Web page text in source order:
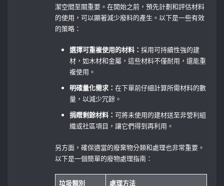
潔空間至關重要。在開始之前，預先計劃和評估材料
的使用，可以顯著減少廢料的產生。以下是一些有效
的策略：
選擇可重複使用的材料：採用可持續性強的建
材，如木材和金屬，這些材料不僅耐用，還能重
複使用。
明確量化需求：在下單前仔細計算所需材料的數
量，以減少冗餘。
捐贈剩餘材料：可將未使用的建材送至非營利組
織或社區項目，讓它們得到再利用。
另方面，確保適當的廢棄物分類和處理也非常重要。
以下是一個簡單的廢物處理指南：
垃圾類別 處理方法